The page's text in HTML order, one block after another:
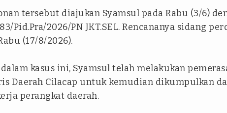
tersebut diajukan Syamsul pada Rabu (3/6)
Pid.Pra/2026/PN JKT.SEL. Rencananya sidang
(17/8/2026).
kasus ini, Syamsul telah melakukan
Daerah Cilacap untuk kemudian dikumpulkan
perangkat daerah.